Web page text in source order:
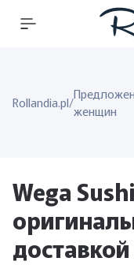
Rollandia.pl/
женщин
Wega